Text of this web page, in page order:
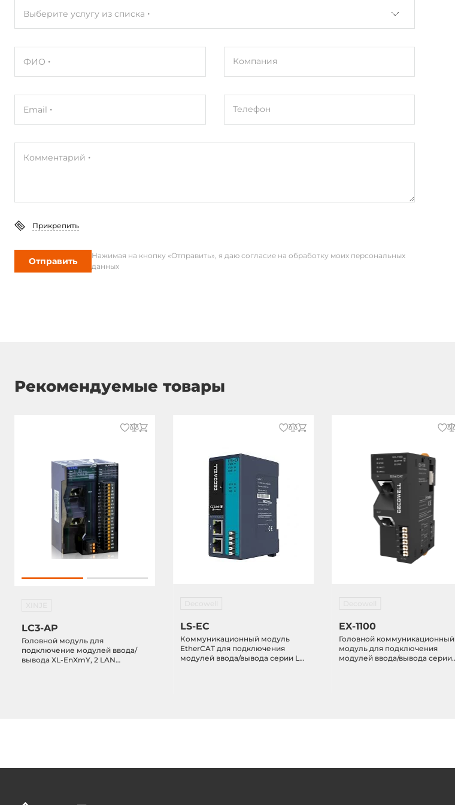
Выберите услугу из списка
ФИО Компания
Email Телефон
Комментарий
Прикрепить
Отправить
Нажимая на кнопку «Отправить», я даю согласие на обработку моих персональных
данных
Рекомендуемые товары
LC3-AP
Головной модуль для
подключение модулей ввода/
вывода XL-EnXmY, 2 LAN
LS-EC
Коммуникационный модуль
EtherCAT для подключения
модулей ввода/вывода серии LS,
EX-1100
Головной коммуникационный
модуль для подключения
модулей ввода/вывода серии